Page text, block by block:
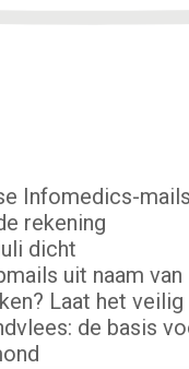
Infomedics-
rekening
dicht
uit naam
Laat het veilig
de basis